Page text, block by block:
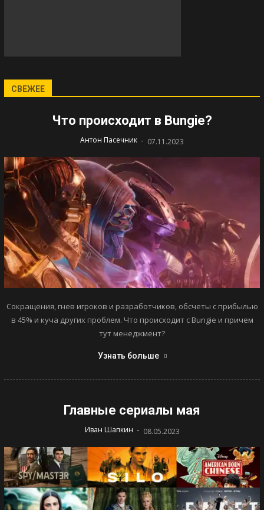
СВЕЖЕЕ
Что происходит в Bungie?
Антон Пасечник - 07.11.2023
Сокращения, гнев игроков и разработчиков, обсчеты с прибылью
в 45% и куча других проблем. Что происходит с Bungie и причем
тут менеджмент?
Узнать больше
Главные сериалы мая
Иван Шапкин - 08.05.2023